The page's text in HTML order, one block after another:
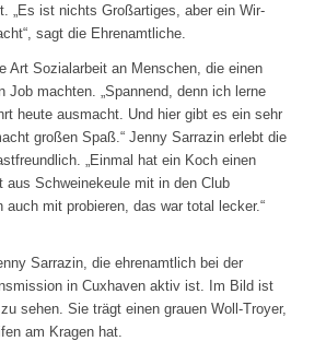
„Es ist nichts Großartiges, aber ein Wir-
sagt die Ehrenamtliche.
Art Sozialarbeit an Menschen, die einen
Job machten. „Spannend, denn ich lerne
heute ausmacht. Und hier gibt es ein sehr
großen Spaß.“ Jenny Sarrazin erlebt die
„Einmal hat ein Koch einen
aus Schweinekeule mit in den Club
auch mit probieren, das war total lecker.“